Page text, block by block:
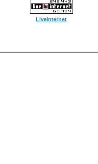
LiveInternet